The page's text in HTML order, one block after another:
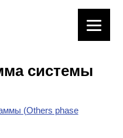
системы
(Others phase